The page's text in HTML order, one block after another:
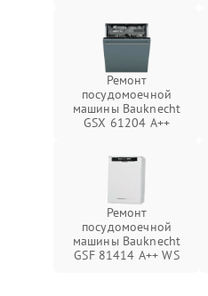
Ремонт
посудомоечной
машины Bauknecht
GSX 61204 A++
Ремонт
посудомоечной
машины Bauknecht
GSF 81414 A++ WS